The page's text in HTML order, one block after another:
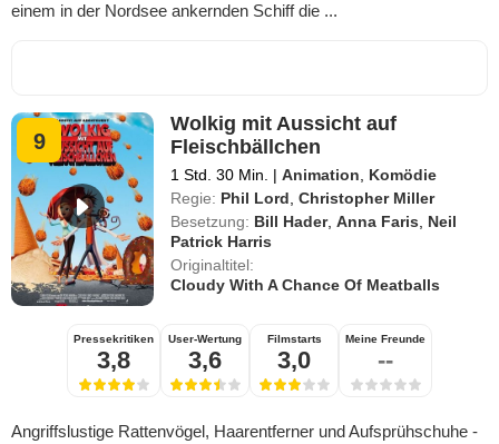
einem in der Nordsee ankernden Schiff die ...
9
Wolkig mit Aussicht auf
Fleischbällchen
1 Std. 30 Min. | Animation, Komödie
Regie: Phil Lord,Christopher Miller
Besetzung: Bill Hader,Anna Faris, Neil
Patrick Harris
Originaltitel:
Cloudy With A Chance Of Meatballs
Pressekritiken
3,8
User-Wertung
3,6
Filmstarts
3,0
Meine Freunde
--
Angriffslustige Rattenvögel, Haarentferner und Aufsprühschuhe -